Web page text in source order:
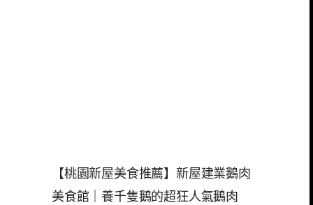
【桃園新屋美食推薦】新屋建業鵝肉
美食館｜養千隻鵝的超狂人氣鵝肉